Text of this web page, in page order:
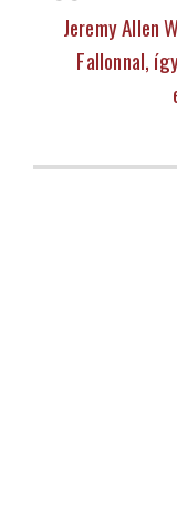
Jeremy Allen
Fallonnal,